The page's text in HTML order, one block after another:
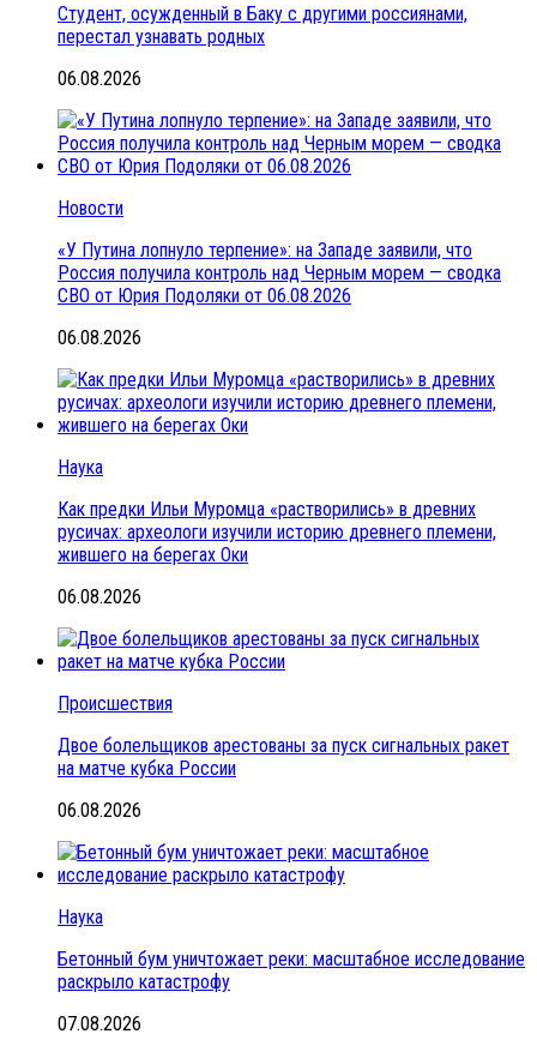
Студент, осужденный в Баку с другими россиянами,
перестал узнавать родных
06.08.2026
Новости
«У Путина лопнуло терпение»: на Западе заявили, что
Россия получила контроль над Черным морем — сводка
СВО от Юрия Подоляки от 06.08.2026
06.08.2026
Наука
Как предки Ильи Муромца «растворились» в древних
русичах: археологи изучили историю древнего племени,
жившего на берегах Оки
06.08.2026
Происшествия
Двое болельщиков арестованы за пуск сигнальных ракет
на матче кубка России
06.08.2026
Наука
Бетонный бум уничтожает реки: масштабное исследование
раскрыло катастрофу
07.08.2026